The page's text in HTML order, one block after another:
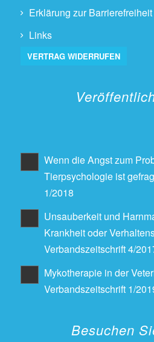
Erklärung zur Barrierefreiheit
Links
VERTRAG WIDERRUFEN
Wenn die Angst zum
Tierpsychologie ist
1/2018
Unsauberkeit und
Krankheit oder
Verbandszeitschrift 4/
Mykotherapie in der
Verbandszeitschrift 1/
Besuchen